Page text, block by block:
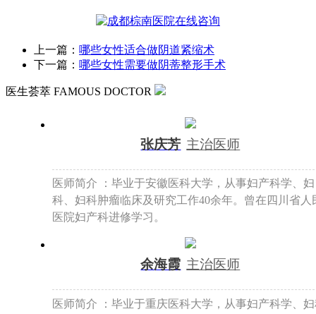
上一篇： 哪些女性适合做阴道紧缩术
下一篇： 哪些女性需要做阴蒂整形手术
医生荟萃 FAMOUS DOCTOR
张庆芳 主治医师
医师简介 ：毕业于安徽医科大学，从事妇产科学、妇
科、妇科肿瘤临床及研究工作40余年。曾在四川省人
医院妇产科进修学习。
余海霞 主治医师
医师简介 ：毕业于重庆医科大学，从事妇产科学、